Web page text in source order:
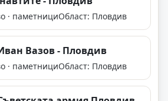
· паметнициОбласт: Пловдив
Вазов - Пловдив
· паметнициОбласт: Пловдив